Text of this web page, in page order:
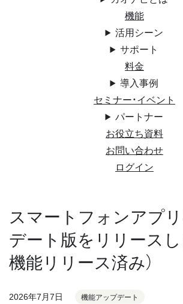
機能
活用シーン
サポート
料金
導入事例
セミナー・イベント
パートナー
お役立ち資料
お問い合わせ
ログイン
スマートフォンアプ
デート版をリリースし
機能リリース済み）
2026年7月7日 機能アップデート